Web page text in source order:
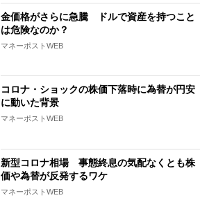
金価格がさらに急騰 ドルで資産を持つこと
は危険なのか？
マネーポストWEB
コロナ・ショックの株価下落時に為替が円安
に動いた背景
マネーポストWEB
新型コロナ相場 事態終息の気配なくとも株
価や為替が反発するワケ
マネーポストWEB